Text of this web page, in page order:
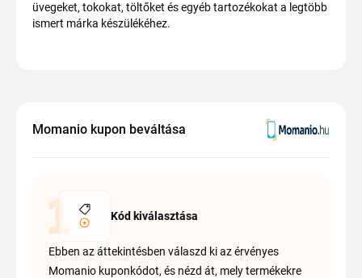
üvegeket, tokokat, töltőket és egyéb tartozékokat a legtöbb
ismert márka készülékéhez.
Momanio kupon beváltása
Kód kiválasztása
Ebben az áttekintésben válaszd ki az érvényes
Momanio kuponkódot, és nézd át, mely termékekre